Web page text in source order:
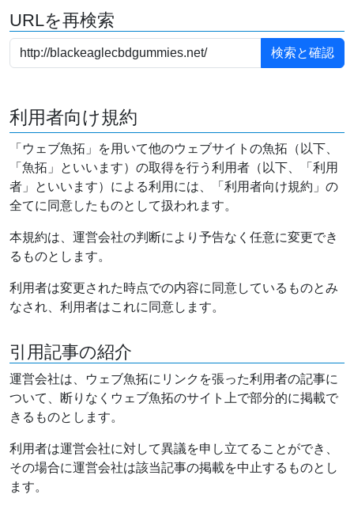
URLを再検索
利用者向け規約
「ウェブ魚拓」を用いて他のウェブサイトの魚拓（以下、
「魚拓」といいます）の取得を行う利用者（以下、「利用
者」といいます）による利用には、「利用者向け規約」の
全てに同意したものとして扱われます。
本規約は、運営会社の判断により予告なく任意に変更でき
るものとします。
利用者は変更された時点での内容に同意しているものとみ
なされ、利用者はこれに同意します。
引用記事の紹介
運営会社は、ウェブ魚拓にリンクを張った利用者の記事に
ついて、断りなくウェブ魚拓のサイト上で部分的に掲載で
きるものとします。
利用者は運営会社に対して異議を申し立てることができ、
その場合に運営会社は該当記事の掲載を中止するものとし
ます。